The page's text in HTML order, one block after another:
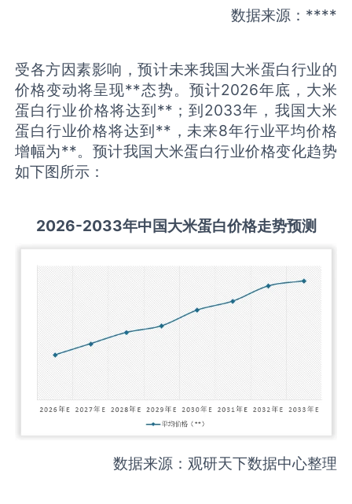
数据来源：****
受各方因素影响，预计未来我国大米蛋白行业的
价格变动将呈现**态势。预计2026年底，大米
蛋白行业价格将达到**；到2033年，我国大米
蛋白行业价格将达到**，未来8年行业平均价格
增幅为**。预计我国大米蛋白行业价格变化趋势
如下图所示：
2026-2033年中国大米蛋白价格走势预测
数据来源：观研天下数据中心整理